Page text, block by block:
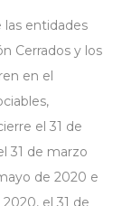
las entidades
Cerrados y los
en el
el 31 de
31 de marzo
de 2020 e
el 31 de